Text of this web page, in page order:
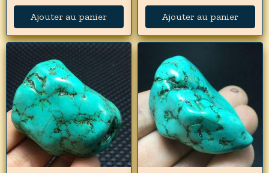
Ajouter au panier Ajouter au panier